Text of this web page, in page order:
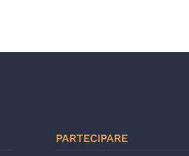
PARTECIPARE